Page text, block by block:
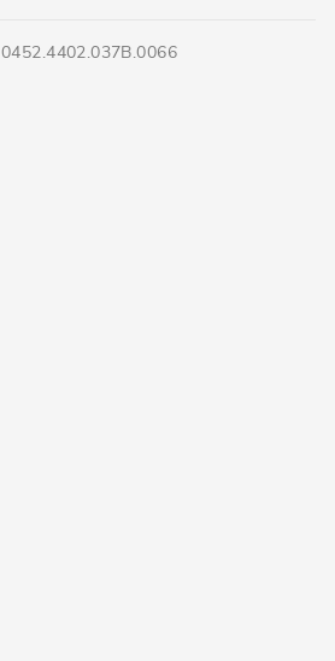
0452.4402.037B.0066